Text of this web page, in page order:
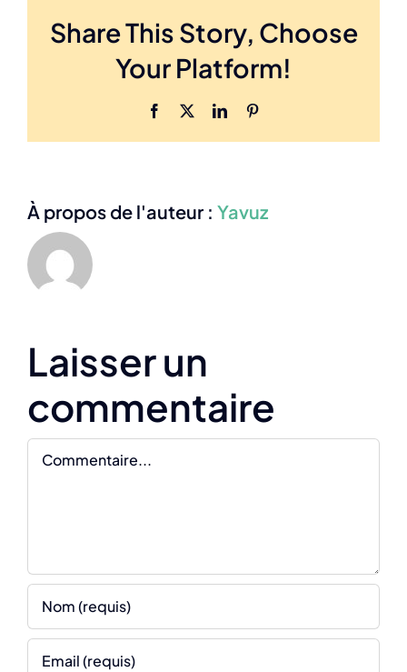
Share This Story, Choose
Your Platform!
Facebook LinkedIn
À propos de l'auteur : Yavuz
Laisser un
commentaire
Commentaire